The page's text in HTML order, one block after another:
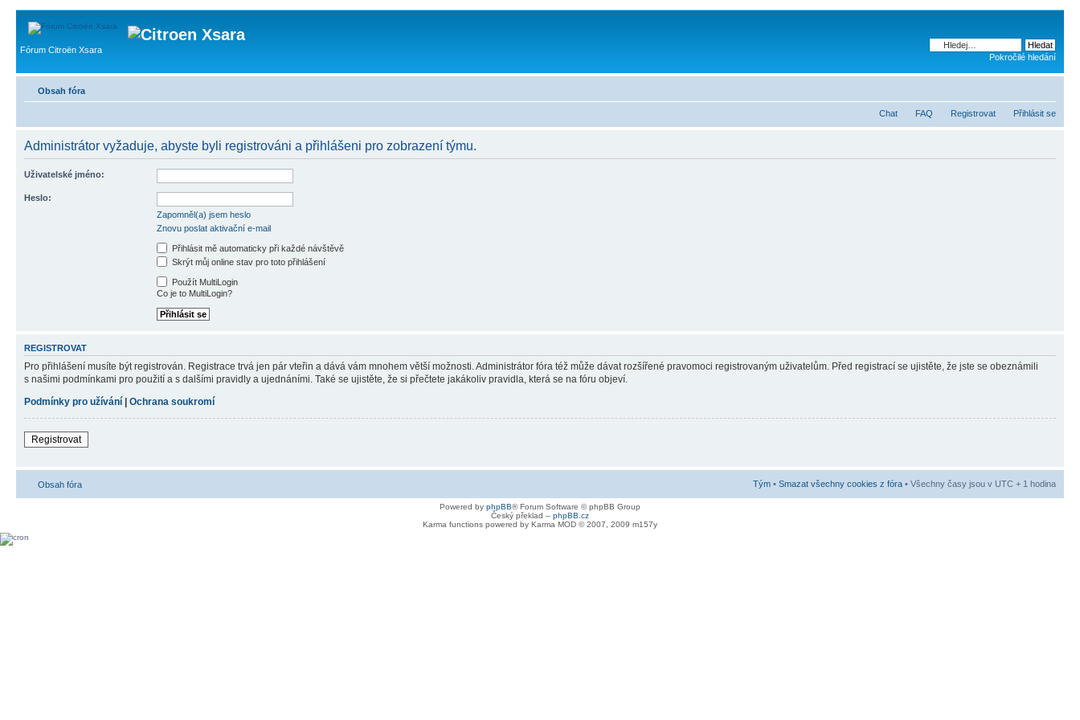
Fórum Citroën Xsara
Pokročilé hledání
Obsah fóra
Chat FAQ Registrovat Přihlásit se
Administrátor vyžaduje, abyste byli registrováni a přihlášeni pro zobrazení týmu.
Uživatelské jméno:
Heslo:
Zapomněl(a) jsem heslo
Znovu poslat aktivační e-mail
Přihlásit mě automaticky při každé návštěvě
Skrýt můj online stav pro toto přihlášení
Použít MultiLogin
Co je to MultiLogin?
REGISTROVAT
Pro přihlášení musíte být registrován. Registrace trvá jen pár vteřin a dává vám mnohem větší možnosti. Administrátor fóra též může dávat rozšířené pravomoci registrovaným uživatelům. Před registrací se ujistěte, že jste se obeznámili
s našimi podmínkami pro použití a s dalšími pravidly a ujednáními. Také se ujistěte, že si přečtete jakákoliv pravidla, která se na fóru objeví.
Podmínky pro užívání
Ochrana soukromí
Registrovat
Obsah fóra Tým • Smazat všechny cookies z fóra • Všechny časy jsou v UTC + 1 hodina
Powered by phpBB® Forum Software © phpBB Group
Český překlad – phpBB.cz
Karma functions powered by Karma MOD © 2007, 2009 m157y